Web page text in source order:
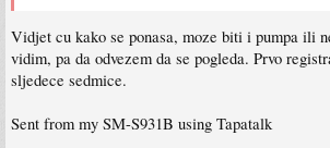
Vidjet cu kako se ponasa, moze biti i pumpa ili
vidim, pa da odvezem da se pogleda. Prvo
sljedece sedmice.
Sent from my SM-S931B using Tapatalk